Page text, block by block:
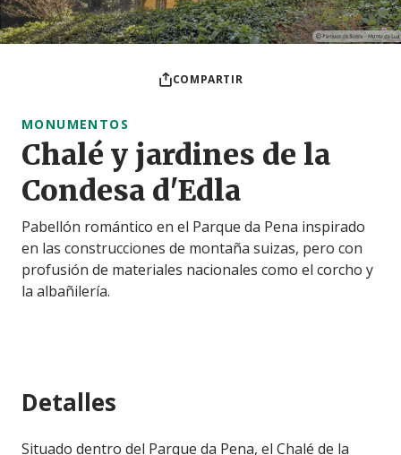
COMPARTIR
MONUMENTOS
Chalé y jardines de la
Condesa d'Edla
Pabellón romántico en el Parque da Pena inspirado
en las construcciones de montaña suizas, pero con
profusión de materiales nacionales como el corcho y
la albañilería.
Detalles
Situado dentro del Parque da Pena, el Chalé de la